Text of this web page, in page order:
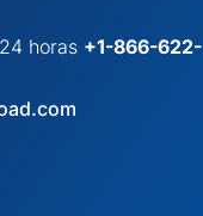
horas +1-866-622-